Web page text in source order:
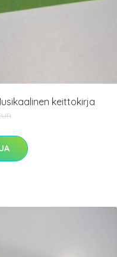
keittokirja